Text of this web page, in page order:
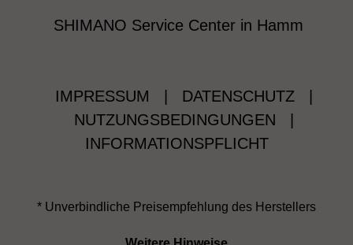
SHIMANO Service Center in Hamm
IMPRESSUM DATENSCHUTZ
NUTZUNGSBEDINGUNGEN
INFORMATIONSPFLICHT
* Unverbindliche Preisempfehlung des Herstellers